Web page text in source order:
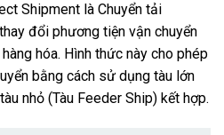
Shipment là Chuyển tải
đổi phương tiện vận chuyển
hóa. Hình thức này cho phép
bằng cách sử dụng tàu lớn
nhỏ (Tàu Feeder Ship) kết hợp.